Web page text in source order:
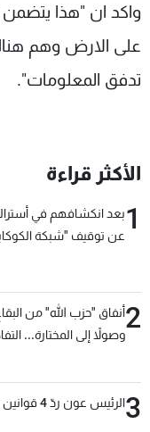
واكد ان "هذا يتضمن
على الارض وهم
تدفق المعلومات".
الأكثر قراءة
1بعد انكشافهم في
عن توقيف "شبكة
2أنفاق "حزب الله" من
وصولاً إلى المختارة...
3الرئيس عون ردّ 4 قوانين إلى مجلس النواب